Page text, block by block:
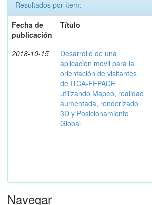
Resultados por ítem:
Fecha de
publicación
Título
2018-10-15
Desarrollo de una
aplicación móvil para la
orientación de visitantes
de ITCA-FEPADE
utilizando Mapeo, realidad
aumentada, renderizado
3D y Posicionamiento
Global
Navegar